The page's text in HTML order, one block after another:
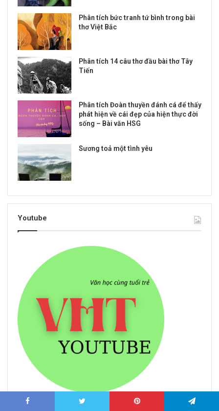
Phân tích bức tranh tứ bình trong bài
thơ Việt Bắc
Phân tích 14 câu thơ đầu bài thơ Tây
Tiến
Phân tích Đoàn thuyền đánh cá để thấy
phát hiện về cái đẹp của hiện thực đời
sống – Bài văn HSG
Sương toả một tình yêu
Youtube